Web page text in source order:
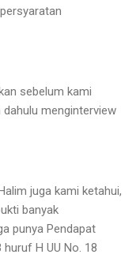
sebelum kami
menginterview
juga kami ketahui,
banyak
punya Pendapat
H UU No. 18